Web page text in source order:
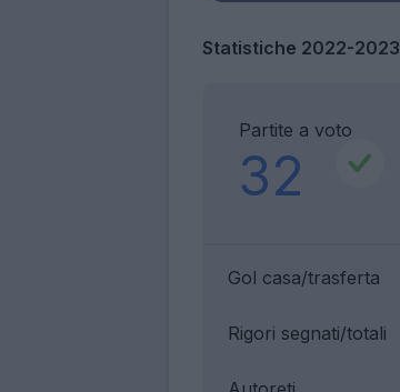
Statistiche 2022-2023
Partite a voto
32
Gol casa/trasferta
Rigori segnati/totali